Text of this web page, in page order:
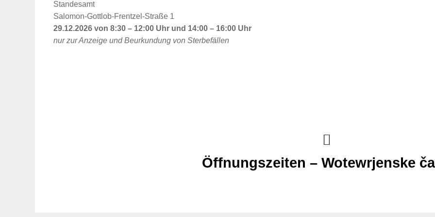
Standesamt
Salomon-Gottlob-Frentzel-Straße 1
29.12.2026 von 8:30 – 12:00 Uhr und 14:00 – 16:00 Uhr
nur zur Anzeige und Beurkundung von Sterbefällen
Öffnungszeiten – Wotewrjenske